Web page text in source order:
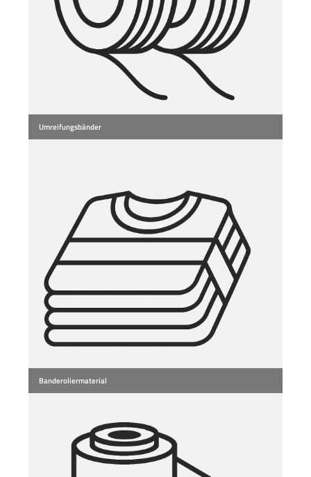
Umreifungsbänder
Banderoliermaterial